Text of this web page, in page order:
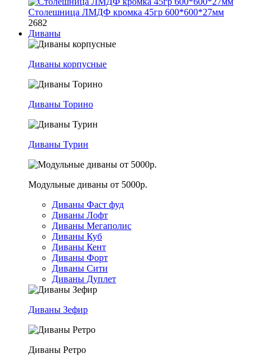
Столешница ЛМДФ кромка 45гр 600*600*27мм
2682
Диваны
Диваны корпусные
Диваны Торино
Диваны Турин
Модульные диваны от 5000р.
Диваны Фаст фуд
Диваны Лофт
Диваны Мегаполис
Диваны Куб
Диваны Кент
Диваны Форт
Диваны Сити
Диваны Дуплет
Диваны Зефир
Диваны Ретро